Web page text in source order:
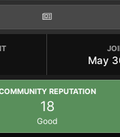
May
REPUTATION
18
Good